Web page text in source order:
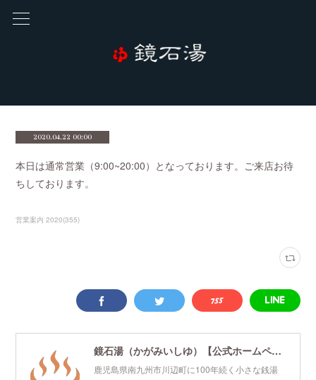
2020.04.22 00:00
本日は通常営業（9:00~20:00）となっております。ご来店お待
ちしております。
営業案内 2020(355)
鏡石湯（かがみいしゆ）【公式ホームページ】
鹿児島県南九州市川辺町に100年続く小さな銭湯